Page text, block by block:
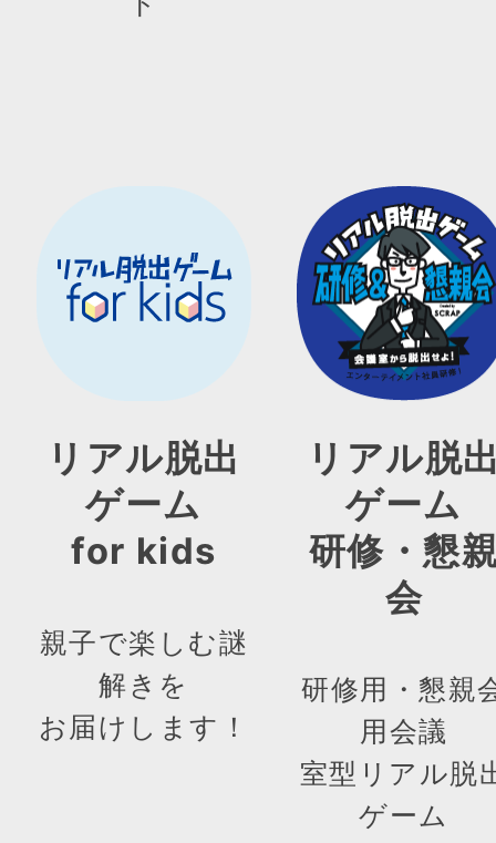
リアル脱出
ゲーム
for kids
親子で楽しむ謎
解きを
お届けします！
リアル脱
ゲーム
研修・懇
会
研修用・懇親
用会議
室型リアル脱
ゲーム